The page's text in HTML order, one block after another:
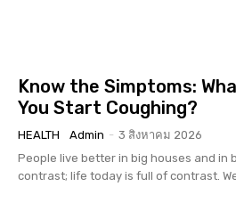
Know the Simptoms:
You Start Coughing?
HEALTH Admin - 3 สิงหาคม 2026
People live better in big houses and in
contrast; life today is full of contrast.